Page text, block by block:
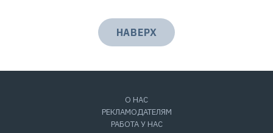
НАВЕРХ
О НАС
РЕКЛАМОДАТЕЛЯМ
РАБОТА У НАС